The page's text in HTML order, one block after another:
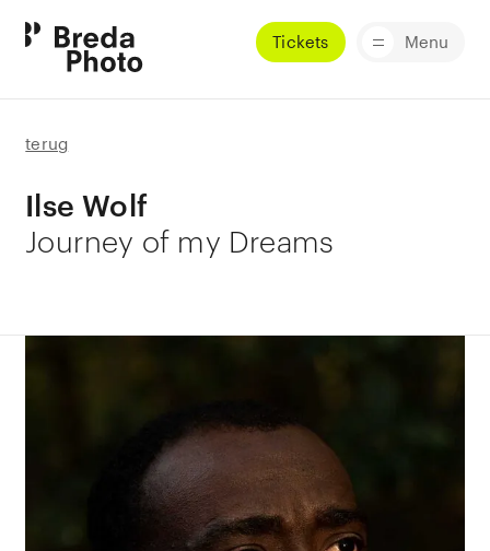
Tickets Menu
terug
Ilse Wolf
Journey of my Dreams